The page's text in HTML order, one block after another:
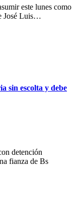
este lunes como
José Luis…
sin escolta y debe
detención
fianza de Bs